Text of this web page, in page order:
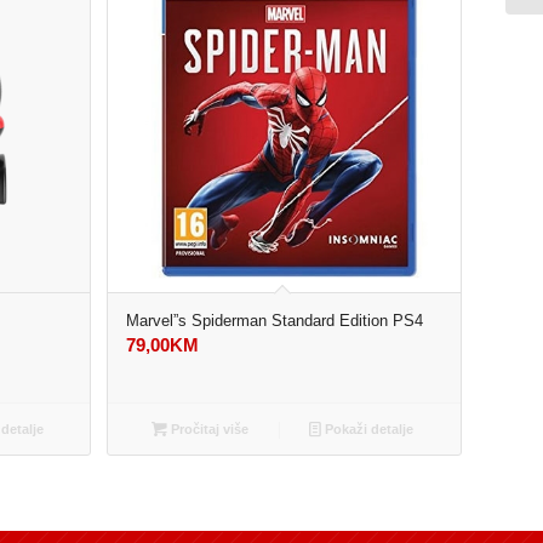
Marvel”s Spiderman Standard Edition PS4
79,00KM
Pročitaj više Pokaži detalje